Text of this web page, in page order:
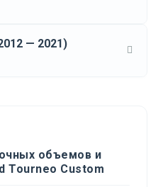
— 2021)
объемов и
Tourneo Custom